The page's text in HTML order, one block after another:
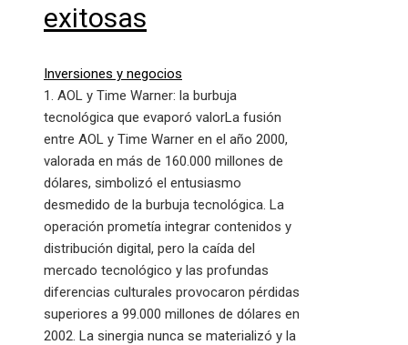
exitosas
Inversiones y negocios
1. AOL y Time Warner: la burbuja
tecnológica que evaporó valorLa fusión
entre AOL y Time Warner en el año 2000,
valorada en más de 160.000 millones de
dólares, simbolizó el entusiasmo
desmedido de la burbuja tecnológica. La
operación prometía integrar contenidos y
distribución digital, pero la caída del
mercado tecnológico y las profundas
diferencias culturales provocaron pérdidas
superiores a 99.000 millones de dólares en
2002. La sinergia nunca se materializó y la